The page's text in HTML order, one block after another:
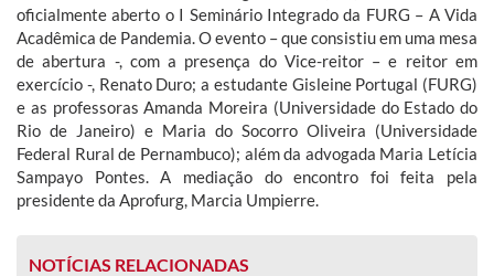
oficialmente aberto o I Seminário Integrado da FURG – A Vida
Acadêmica de Pandemia. O evento – que consistiu em uma mesa
de abertura -, com a presença do Vice-reitor – e reitor em
exercício -, Renato Duro; a estudante Gisleine Portugal (FURG)
e as professoras Amanda Moreira (Universidade do Estado do
Rio de Janeiro) e Maria do Socorro Oliveira (Universidade
Federal Rural de Pernambuco); além da advogada Maria Letícia
Sampayo Pontes. A mediação do encontro foi feita pela
presidente da Aprofurg, Marcia Umpierre.
NOTÍCIAS RELACIONADAS